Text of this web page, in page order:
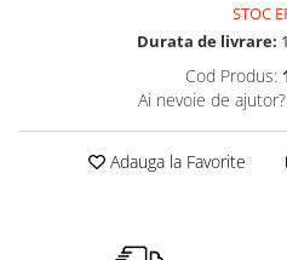
STOC
Durata de livrare:
Cod Produs:
Ai nevoie de ajutor?
Adauga la Favorite